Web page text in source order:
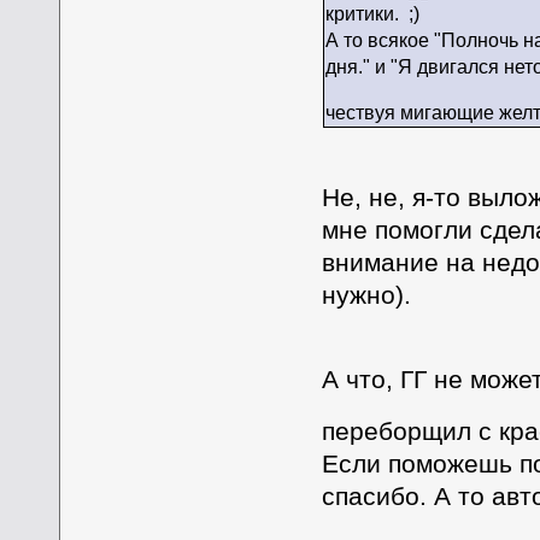
критики.
А то всякое "Полночь
дня." и "Я двигался
чествуя мигающие
Не, не, я-то
мне помогли
внимание на
нужно).
А что, ГГ не
переборщил с
Если поможешь
спасибо. А то